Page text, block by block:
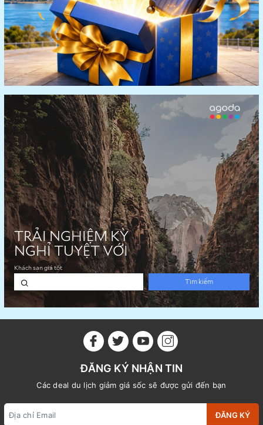
ĐĂNG KÝ NHẬN TIN
Các deal du lịch giảm giá sốc sẽ được gửi đến bạn
ĐĂNG KÝ